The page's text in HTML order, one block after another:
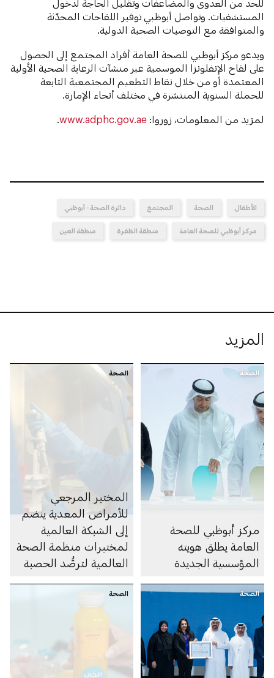
للحد من العدوى والمضاعفات وتقليل الحاجة لدخول
المستشفيات. وتواصل أبوظبي توفير اللقاحات المحدّثة
والمتوافقة مع التوصيات الصحية الدولية.
ويدعو مركز أبوظبي للصحة العامة أفراد المجتمع إلى الحصول
على لقاح الإنفلونزا الموسمية عبر منشآت الرعاية الصحية الأولية
المعتمدة أو من خلال نقاط التطعيم المجتمعية التابعة
للحملة السنوية المنتشرة في مختلف أنحاء الإمارة.
لمزيد من المعلومات، زوروا: www.adphc.gov.ae
.
الأطفال الصحة المجتمع دائرة الصحة - أبوظبي
مركز أبوظبي للصحة العامة منطقة الظفرة منطقة العين
المزيد
الصحة
مركز أبوظبي للصحة
العامة يطلق هويته
المؤسسية الجديدة
الصحة
المختبر المرجعي
للأمراض المعدية ينضم
إلى الشبكة العالمية
لمختبرات منظمة الصحة
العالمية لترصُّد الحصبة
الصحة الصحة